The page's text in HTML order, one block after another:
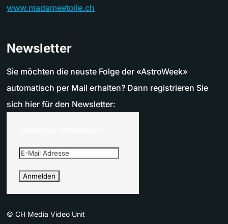
www.madameetoile.ch
Newsletter
Sie möchten die neuste Folge der «AstroWeek»
automatisch per Mail erhalten? Dann registrieren Sie
sich hier für den Newsletter:
© CH Media Video Unit